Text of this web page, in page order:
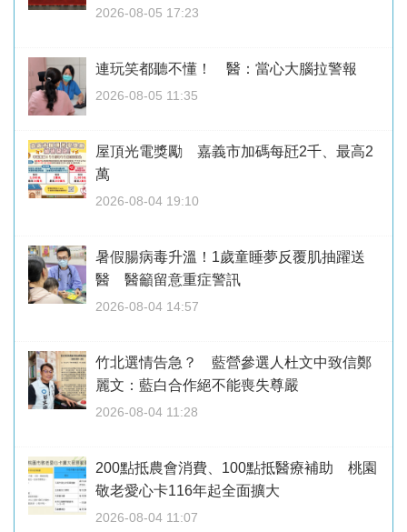
2026-08-05 17:23
連玩笑都聽不懂！ 醫：當心大腦拉警報
2026-08-05 11:35
屋頂光電獎勵 嘉義市加碼每瓩2千、最高2
萬
2026-08-04 19:10
暑假腸病毒升溫！1歲童睡夢反覆肌抽躍送
醫 醫籲留意重症警訊
2026-08-04 14:57
竹北選情告急？ 藍營參選人杜文中致信鄭
麗文：藍白合作絕不能喪失尊嚴
2026-08-04 11:28
200點抵農會消費、100點抵醫療補助 桃園
敬老愛心卡116年起全面擴大
2026-08-04 11:07